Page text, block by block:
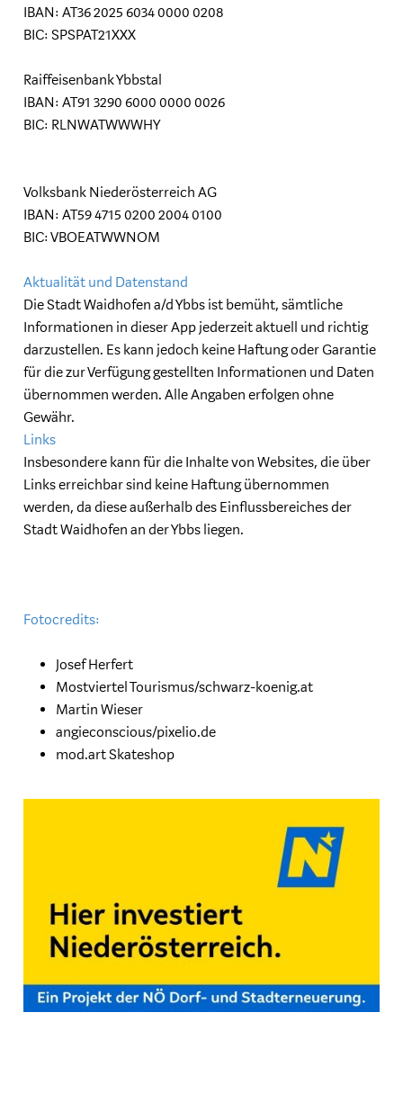
IBAN: AT36 2025 6034 0000 0208
BIC: SPSPAT21XXX
Raiffeisenbank Ybbstal
IBAN: AT91 3290 6000 0000 0026
BIC: RLNWATWWWHY
Volksbank Niederösterreich AG
IBAN: AT59 4715 0200 2004 0100
BIC: VBOEATWWNOM
Aktualität und Datenstand
Die Stadt Waidhofen a/d Ybbs ist bemüht, sämtliche
Informationen in dieser App jederzeit aktuell und richtig
darzustellen. Es kann jedoch keine Haftung oder Garantie
für die zur Verfügung gestellten Informationen und Daten
übernommen werden. Alle Angaben erfolgen ohne
Gewähr.
Links
Insbesondere kann für die Inhalte von Websites, die über
Links erreichbar sind keine Haftung übernommen
werden, da diese außerhalb des Einflussbereiches der
Stadt Waidhofen an der Ybbs liegen.
Fotocredits:
Josef Herfert
Mostviertel Tourismus/schwarz-koenig.at
Martin Wieser
angieconscious/pixelio.de
mod.art Skateshop